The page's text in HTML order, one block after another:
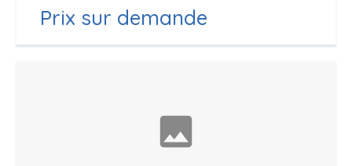
Prix sur demande